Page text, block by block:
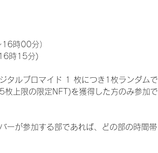
時00分）
時15分)
タルブロマイド 1 枚につき1枚ランダムで
上限の限定NFT)を獲得した方のみ参加で
ーが参加する部であれば、どの部の時間帯